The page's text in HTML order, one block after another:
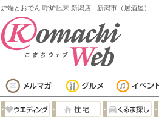
炉端とおでん 呼炉凪来 新潟店 - 新潟市（居酒屋）